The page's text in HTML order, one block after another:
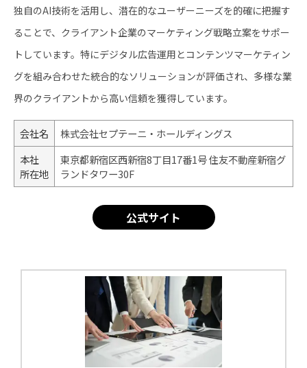
独自のAI技術を活用し、潜在的なユーザーニーズを的確に把握す
ることで、クライアント企業のマーケティング戦略立案をサポー
トしています。特にデジタル広告運用とコンテンツマーケティン
グを組み合わせた統合的なソリューションが評価され、多様な業
界のクライアントから高い信頼を獲得しています。
会社名
株式会社セプテーニ・ホールディングス
本社
所在地
東京都新宿区西新宿8丁目17番1号 住友不動産新宿グ
ランドタワー30F
公式サイト